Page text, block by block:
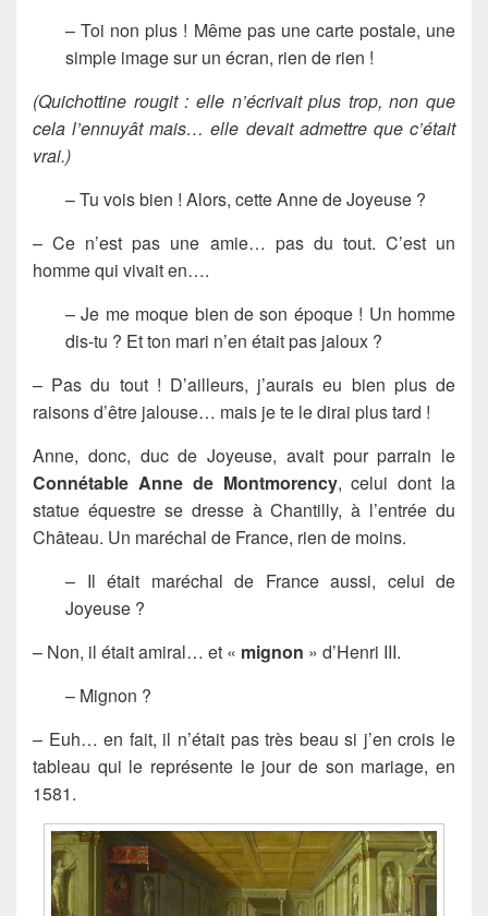
– Toi non plus ! Même pas une carte postale, une
simple image sur un écran, rien de rien !
(Quichottine rougit : elle n’écrivait plus trop, non que
cela l’ennuyât mais… elle devait admettre que c’était
vrai.)
– Tu vois bien ! Alors, cette Anne de Joyeuse ?
– Ce n’est pas une amie… pas du tout. C’est un
homme qui vivait en….
– Je me moque bien de son époque ! Un homme
dis-tu ? Et ton mari n’en était pas jaloux ?
– Pas du tout ! D’ailleurs, j’aurais eu bien plus de
raisons d’être jalouse… mais je te le dirai plus tard !
Anne, donc, duc de Joyeuse, avait pour parrain le
Connétable Anne de Montmorency, celui dont la
statue équestre se dresse à Chantilly, à l’entrée du
Château. Un maréchal de France, rien de moins.
– Il était maréchal de France aussi, celui de
Joyeuse ?
– Non, il était amiral… et « mignon » d’Henri III.
– Mignon ?
– Euh… en fait, il n’était pas très beau si j’en crois le
tableau qui le représente le jour de son mariage, en
1581.